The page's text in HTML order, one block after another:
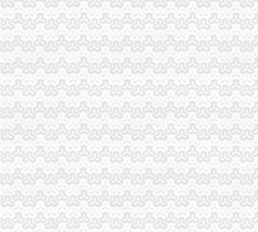
石家庄玖华工贸有限公司重庆代理
渝中区办执照
重庆个体经济成长记
无证美容店“免费”促销渝中一男子被引
求购渝中区求购一批库存处理废石蜡
渝中区代办营业执照
重庆涪陵会计服务批发|价格|厂家_顺企
专业财务外包服务机构|代理记账|代理
重庆专业代办版权申请-钱眼商机
渝中区工商代办